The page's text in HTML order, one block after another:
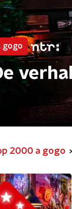
gogo
2000 a gogo